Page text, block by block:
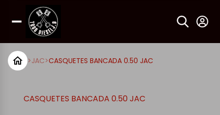
>JAC>CASQUETES BANCADA 0.50 JAC
CASQUETES BANCADA 0.50 JAC